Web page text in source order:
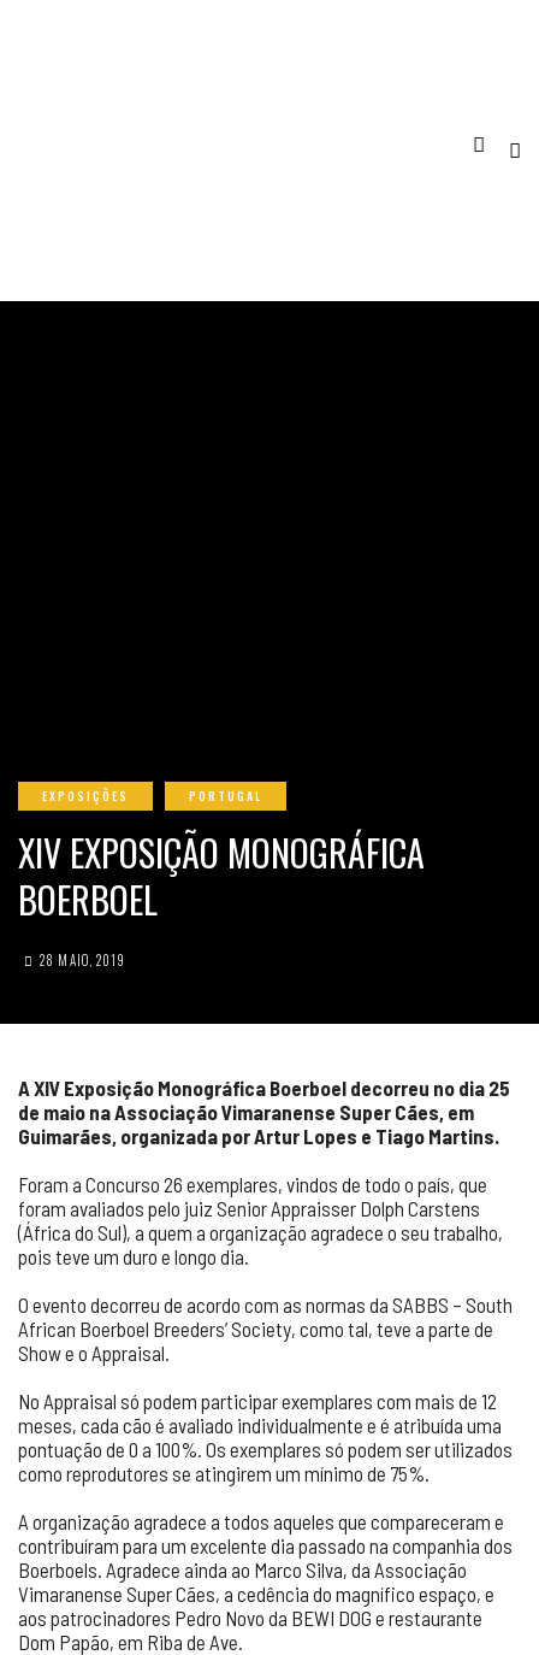
EXPOSIÇÕES PORTUGAL
XIV EXPOSIÇÃO MONOGRÁFICA
BOERBOEL
28 MAIO, 2019
A XIV Exposição Monográfica Boerboel decorreu no dia 25
de maio na Associação Vimaranense Super Cães, em
Guimarães, organizada por Artur Lopes e Tiago Martins.
Foram a Concurso 26 exemplares, vindos de todo o país, que
foram avaliados pelo juiz Senior Appraisser Dolph Carstens
(África do Sul), a quem a organização agradece o seu trabalho,
pois teve um duro e longo dia.
O evento decorreu de acordo com as normas da SABBS – South
African Boerboel Breeders’ Society, como tal, teve a parte de
Show e o Appraisal.
No Appraisal só podem participar exemplares com mais de 12
meses, cada cão é avaliado individualmente e é atribuída uma
pontuação de 0 a 100%. Os exemplares só podem ser utilizados
como reprodutores se atingirem um mínimo de 75%.
A organização agradece a todos aqueles que compareceram e
contribuíram para um excelente dia passado na companhia dos
Boerboels. Agradece ainda ao Marco Silva, da Associação
Vimaranense Super Cães, a cedência do magnífico espaço, e
aos patrocinadores Pedro Novo da BEWI DOG e restaurante
Dom Papão, em Riba de Ave.